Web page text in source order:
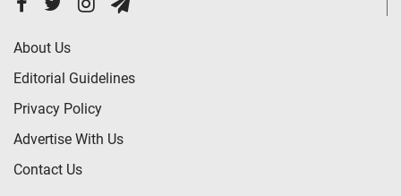
About Us
Editorial Guidelines
Privacy Policy
Advertise With Us
Contact Us